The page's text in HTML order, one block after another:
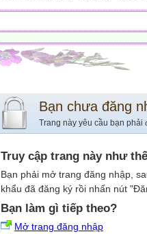
Bạn chưa đăng
Trang này yêu cầu bạn
Truy cập trang này như
Bạn phải mở trang đăng nhập,
khẩu đã đăng ký rồi nhấn nút
Bạn làm gì tiếp theo?
Mở trang đăng nhập